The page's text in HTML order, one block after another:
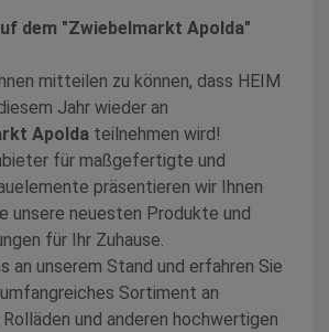
dem "Zwiebelmarkt Apolda"
mitteilen zu können, dass HEIM
Jahr wieder an
Apolda teilnehmen wird!
für maßgefertigte und
präsentieren wir Ihnen
unsere neuesten Produkte und
für Ihr Zuhause.
an unserem Stand und erfahren Sie
Sortiment an
Rolläden und anderen hochwertigen